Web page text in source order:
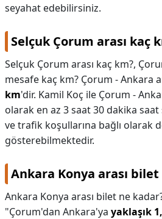
seyahat edebilirsiniz.
Selçuk Çorum arası kaç
Selçuk Çorum arası kaç km?,
mesafe kaç km? Çorum - Ankara
km'dir. Kamil Koç ile Çorum -
olarak en az 3 saat 30 dakika
ve trafik koşullarına bağlı olarak
gösterebilmektedir.
Ankara Konya arası
Ankara Konya arası bilet ne
"Çorum'dan Ankara'ya yaklaşık